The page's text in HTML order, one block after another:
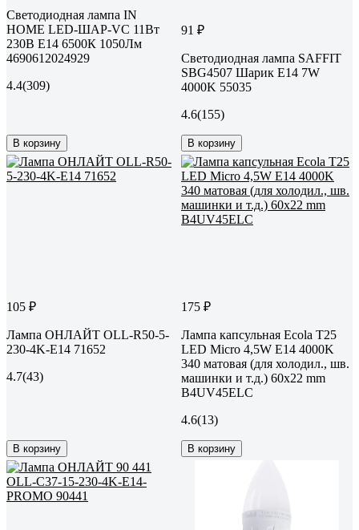
Светодиодная лампа IN
HOME LED-ШАР-VC 11Вт
230В Е14 6500К 1050Лм
4690612024929
4.4(309)
В корзину
91 ₽
Светодиодная лампа SAFFIT
SBG4507 Шарик E14 7W
4000K 55035
4.6(155)
В корзину
105 ₽
Лампа ОНЛАЙТ OLL-R50-5-
230-4K-E14 71652
4.7(43)
В корзину
175 ₽
Лампа капсульная Ecola T25
LED Micro 4,5W E14 4000K
340 матовая (для холодил., шв.
машинки и т.д.) 60x22 mm
B4UV45ELC
4.6(13)
В корзину